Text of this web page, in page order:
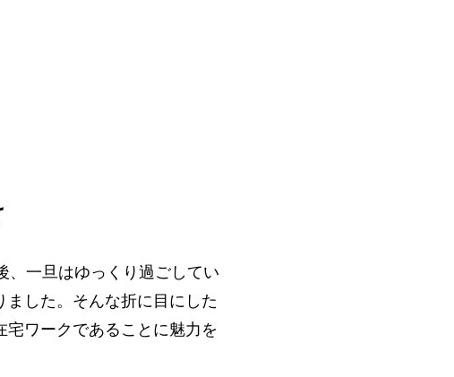
、一旦はゆっくり過ごしてい
した。そんな折に目にした
宅ワークであることに魅力を